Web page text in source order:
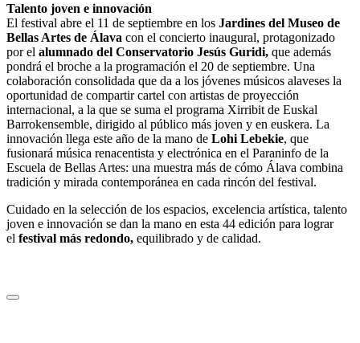
Talento joven e innovación
El festival abre el 11 de septiembre en los Jardines del Museo de
Bellas Artes de Álava con el concierto inaugural, protagonizado
por el alumnado del Conservatorio Jesús Guridi, que además
pondrá el broche a la programación el 20 de septiembre. Una
colaboración consolidada que da a los jóvenes músicos alaveses la
oportunidad de compartir cartel con artistas de proyección
internacional, a la que se suma el programa Xirribit de Euskal
Barrokensemble, dirigido al público más joven y en euskera. La
innovación llega este año de la mano de Lohi Lebekie, que
fusionará música renacentista y electrónica en el Paraninfo de la
Escuela de Bellas Artes: una muestra más de cómo Álava combina
tradición y mirada contemporánea en cada rincón del festival.
Cuidado en la selección de los espacios, excelencia artística, talento
joven e innovación se dan la mano en esta 44 edición para lograr
el festival más redondo, equilibrado y de calidad.